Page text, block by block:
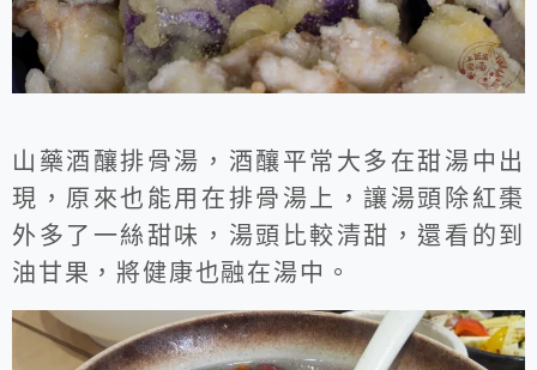
山藥酒釀排骨湯，酒釀平常大多在甜湯中出
現，原來也能用在排骨湯上，讓湯頭除紅棗
外多了一絲甜味，湯頭比較清甜，還看的到
油甘果，將健康也融在湯中。